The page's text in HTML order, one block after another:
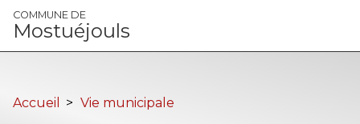
Panneau de gestion des cookies
COMMUNE DE
Mostuéjouls
Accueil > Vie municipale